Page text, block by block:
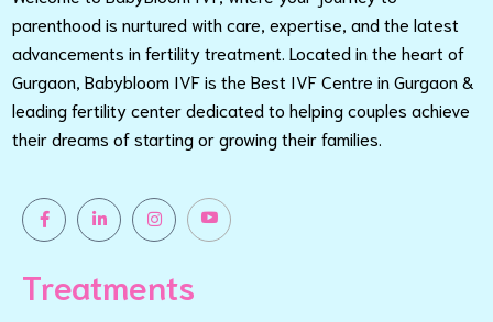
parenthood is nurtured with care, expertise, and the latest
advancements in fertility treatment. Located in the heart of
Gurgaon, Babybloom IVF is the Best IVF Centre in Gurgaon &
leading fertility center dedicated to helping couples achieve
their dreams of starting or growing their families.
Treatments